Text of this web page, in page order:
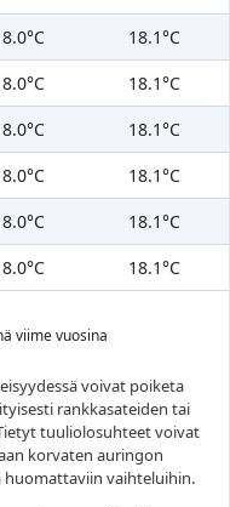
18.1°C
18.1°C
18.1°C
18.1°C
18.1°C
18.1°C
viime vuosina
voivat poiketa
rankkasateiden tai
tuuliolosuhteet voivat
korvaten auringon
vaihteluihin.